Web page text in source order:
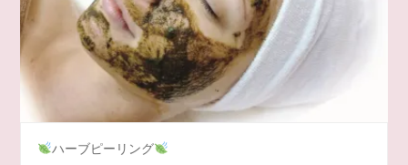
ハーブピーリング